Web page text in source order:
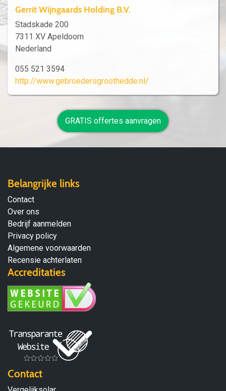
Gerrit Wijngaards Holding B.V.
Stadskade 200
7311 XV Apeldoorn
Nederland
055 521 3594
http://www.gebroedersgroothedde.nl/
GRATIS offertes aanvragen
Belangrijke links
Contact
Over ons
Bedrijf aanmelden
Privacy policy
Algemene voorwaarden
Recensie achterlaten
Accreditaties
Contact